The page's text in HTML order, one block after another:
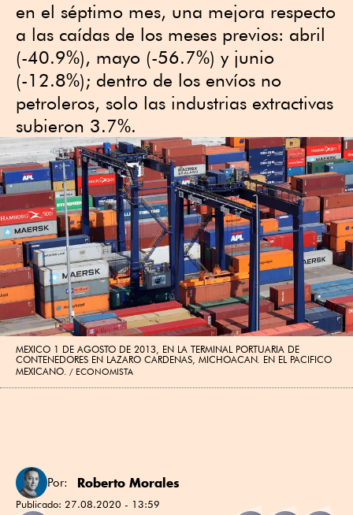
en el séptimo mes, una mejora respecto
a las caídas de los meses previos: abril
(-40.9%), mayo (-56.7%) y junio
(-12.8%); dentro de los envíos no
petroleros, solo las industrias extractivas
subieron 3.7%.
MEXICO 1 DE AGOSTO DE 2013, EN LA TERMINAL PORTUARIA DE
CONTENEDORES EN LAZARO CARDENAS, MICHOACAN. EN EL PACIFICO
MEXICANO.
ECONOMISTA
Por: Roberto Morales
Publicado: 27.08.2020 - 13:59